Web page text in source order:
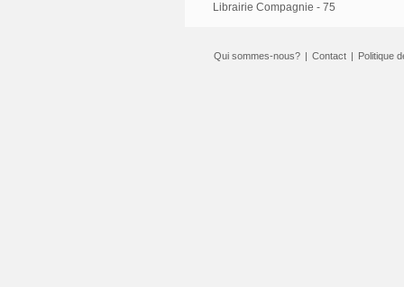
Librairie Compagnie - 75
Qui sommes-nous? | Contact | Politique